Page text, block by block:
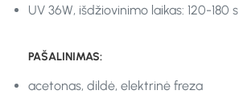
UV 36W, išdžiovinimo laikas: 120-180 s
PAŠALINIMAS:
acetonas, dildė, elektrinė freza